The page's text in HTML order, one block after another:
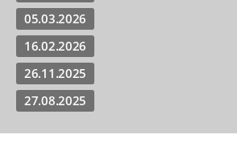
05.03.2026
16.02.2026
26.11.2025
27.08.2025